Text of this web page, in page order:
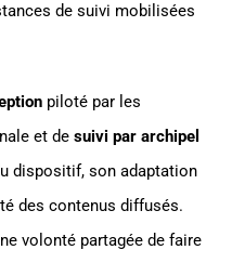
de suivi mobilisées
piloté par les
et de suivi par archipel
dispositif, son adaptation
des contenus diffusés.
volonté partagée de faire